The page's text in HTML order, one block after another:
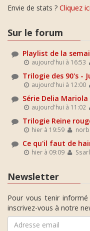
Envie de stats ? Cliquez ici
Sur le forum
Playlist de la
aujourd'hui à 16:53
Trilogie des 90's -
aujourd'hui à 12:00
Série Delia Mariola
aujourd'hui à 11:02
Trilogie Reine
hier à 19:59
Ce qu'il faut de
hier à 09:09
Newsletter
Pour vous tenir
inscrivez-vous à notre